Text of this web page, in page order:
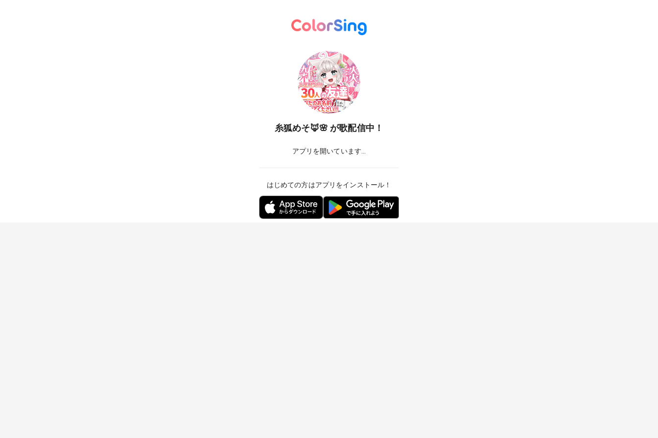
糸狐めそ🦊🌸 が歌配信中！
アプリを開いています...
はじめての方はアプリをインストール！